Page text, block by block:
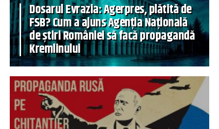
Dosarul Evrazia: Agerpres, plătită de
FSB? Cum a ajuns Agenția Națională
de știri României să facă propagandă
Kremlinului